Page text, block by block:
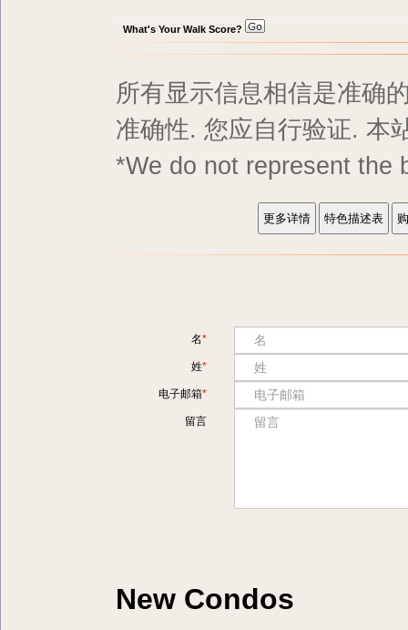
What's Your Walk Score?
所有显示信息相信是准确
准确性. 您应自行验证. 本
*We do not represent the
名
姓
电子邮箱
留言
New Condos